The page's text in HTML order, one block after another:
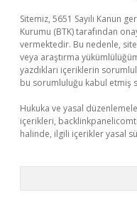
Sitemiz, 5651 Sayılı Kanun
Kurumu (BTK) tarafından
vermektedir. Bu nedenle,
veya araştırma
yazdıkları içeriklerin
bu sorumluluğu kabul etmiş
Hukuka ve yasal
içerikleri,
halinde, ilgili içerikler yasal